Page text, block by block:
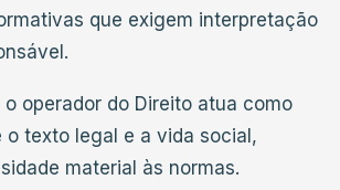
que exigem interpretação
o operador do Direito atua como
o texto legal e a vida social,
material às normas.